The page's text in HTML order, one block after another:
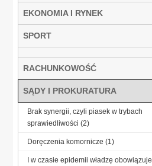
EKONOMIA I RYNEK
SPORT
RACHUNKOWOŚĆ
SĄDY I PROKURATURA
Brak synergii, czyli piasek w trybach
sprawiedliwości (2)
Doręczenia komornicze (1)
I w czasie epidemii władzę obowiązuje